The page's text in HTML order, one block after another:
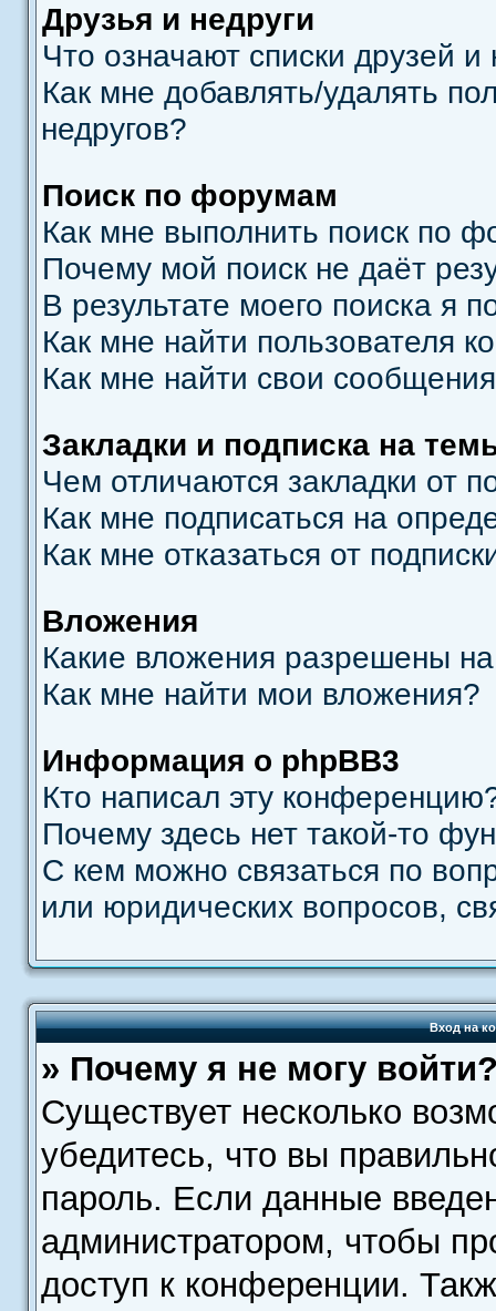
Друзья и недруги
Что означают списки друзей и
Как мне добавлять/удалять
недругов?
Поиск по форумам
Как мне выполнить поиск по
Почему мой поиск не даёт
В результате моего поиска я
Как мне найти пользователя
Как мне найти свои
Закладки и подписка на
Чем отличаются закладки от
Как мне подписаться на
Как мне отказаться от
Вложения
Какие вложения разрешены
Как мне найти мои вложения?
Информация о phpBB3
Кто написал эту
Почему здесь нет такой-то
С кем можно связаться по
или юридических вопросов,
Вход на
» Почему я не могу
Существует несколько
убедитесь, что вы
пароль. Если данные
администратором, чтобы
доступ к конференции.